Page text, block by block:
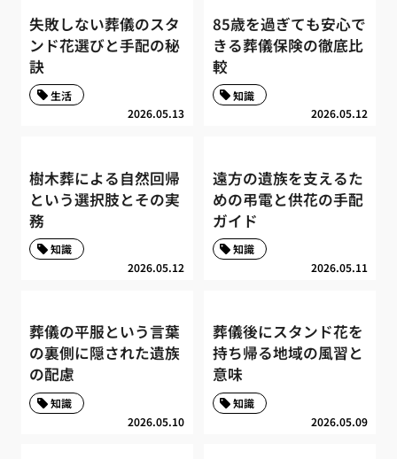
失敗しない葬儀のスタ
ンド花選びと手配の秘
訣
2026.05.13
生活
85歳を過ぎても安心で
きる葬儀保険の徹底比
較
2026.05.12
知識
樹木葬による自然回帰
という選択肢とその実
務
2026.05.12
知識
遠方の遺族を支えるた
めの弔電と供花の手配
ガイド
2026.05.11
知識
葬儀の平服という言葉
の裏側に隠された遺族
の配慮
2026.05.10
知識
葬儀後にスタンド花を
持ち帰る地域の風習と
意味
2026.05.09
知識